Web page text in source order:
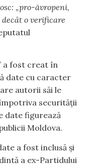
„pro-ăvropeni,
o verificare
a fost creat în
date cu caracter
autorii săi le
securității
date figurează
Moldova.
a fost inclusă și
a ex-Partidului